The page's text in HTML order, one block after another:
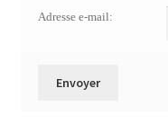
Adresse e-mail: